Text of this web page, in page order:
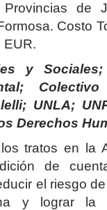
de
Costo
EUR.
y
UNLA;
Derechos
tratos en la
de
el riesgo
y lograr la